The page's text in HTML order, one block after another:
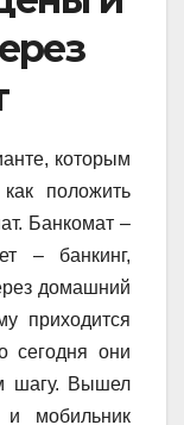
которым
положить
Банкомат –
– банкинг,
домашний
приходится
сегодня они
шагу. Вышел
и мобильник